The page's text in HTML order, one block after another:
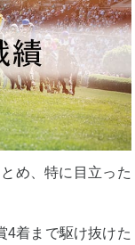
め、特に目立った
4着まで駆け抜けた